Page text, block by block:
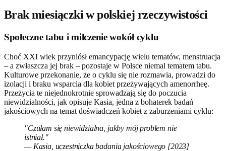
Brak miesiączki w polskiej rzeczywistości
Społeczne tabu i milczenie wokół cyklu
Choć XXI wiek przyniósł emancypację wielu tematów, menstruacja
– a zwłaszcza jej brak – pozostaje w Polsce niemal tematem tabu.
Kulturowe przekonanie, że o cyklu się nie rozmawia, prowadzi do
izolacji i braku wsparcia dla kobiet przeżywających amenorrheę.
Przeżycia te niejednokrotnie sprowadzają się do poczucia
niewidzialności, jak opisuje Kasia, jedna z bohaterek badań
jakościowych na temat doświadczeń kobiet z zaburzeniami cyklu:
"Czułam się niewidzialna, jakby mój problem nie
istniał."
— Kasia, uczestniczka badania jakościowego [2023]